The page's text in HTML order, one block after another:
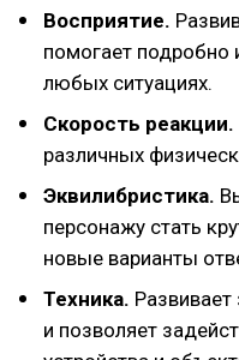
Восприятие.
помогает подробно
любых ситуациях.
Скорость реакции.
различных
Эквилибристика.
персонажу стать
новые варианты
Техника. Развивает
и позволяет